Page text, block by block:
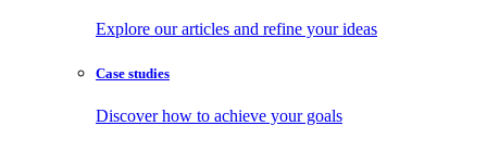
Explore our articles and refine your ideas
Case studies
Discover how to achieve your goals